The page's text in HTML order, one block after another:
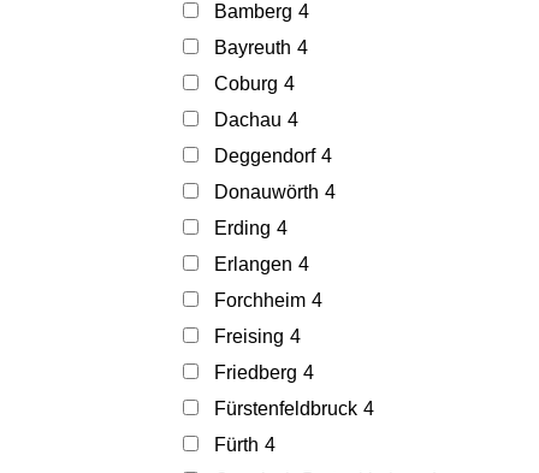
Bamberg 4
Bayreuth 4
Coburg 4
Dachau 4
Deggendorf 4
Donauwörth 4
Erding 4
Erlangen 4
Forchheim 4
Freising 4
Friedberg 4
Fürstenfeldbruck 4
Fürth 4